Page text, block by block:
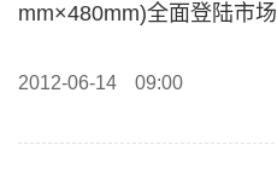
mm×480mm)全面登陆市场
2012-06-14 09:00